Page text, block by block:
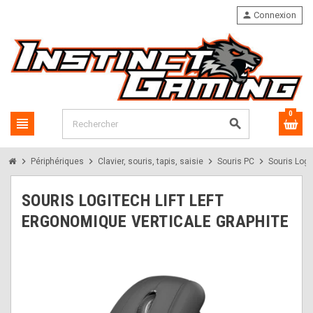
view_headline search
person Connexion
0
chevron_right Périphériques chevron_right Clavier, souris, tapis, saisie chevron_right Souris PC chevron_right Souris
SOURIS LOGITECH LIFT LEFT
ERGONOMIQUE VERTICALE GRAPHITE